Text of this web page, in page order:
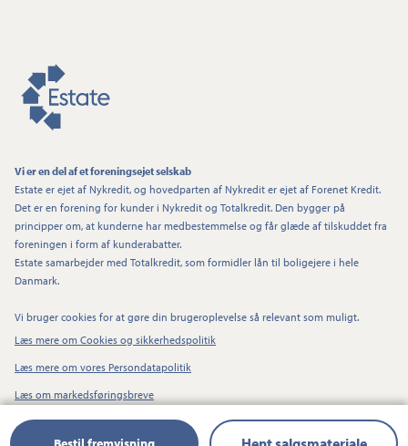
Vi er en del af et foreningsejet selskab
Estate er ejet af Nykredit, og hovedparten af Nykredit er ejet af Forenet Kredit.
Det er en forening for kunder i Nykredit og Totalkredit. Den bygger på
principper om, at kunderne har medbestemmelse og får glæde af tilskuddet fra
foreningen i form af kunderabatter.
Estate samarbejder med Totalkredit, som formidler lån til boligejere i hele
Danmark.
Vi bruger cookies for at gøre din brugeroplevelse så relevant som muligt.
Læs mere om Cookies og sikkerhedspolitik
Læs mere om vores Persondatapolitik
Læs om markedsføringsbreve